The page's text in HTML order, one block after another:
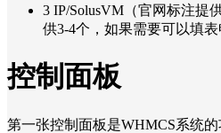
3 IP/SolusVM（官网标注提
供3-4个，如果需要可以填表
控制面板
第一张控制面板是WHMCS系统